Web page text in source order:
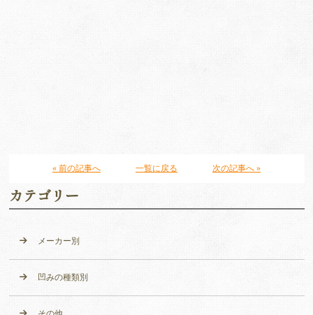
« 前の記事へ 一覧に戻る 次の記事へ »
カテゴリー
メーカー別
凹みの種類別